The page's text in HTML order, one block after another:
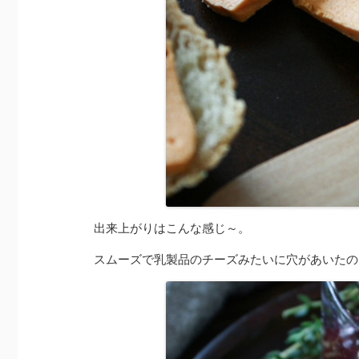
出来上がりはこんな感じ～。
スムーズで乳製品のチーズみたいに穴があいた